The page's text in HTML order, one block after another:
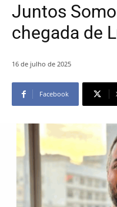
Juntos
chegada de
16 de julho de 2025
Facebook